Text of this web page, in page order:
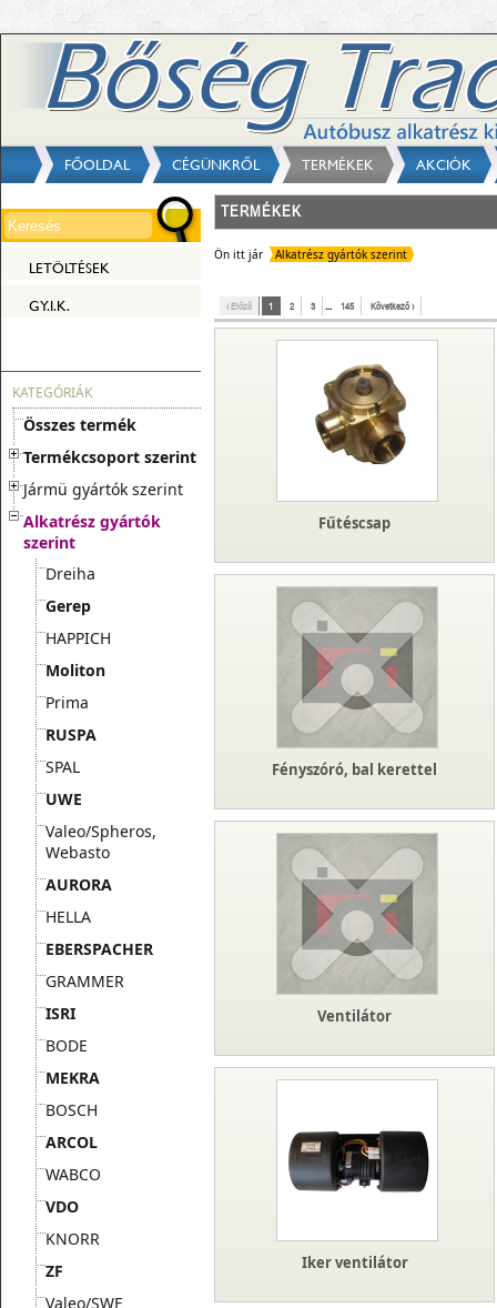
FŐOLDAL CÉGÜNKRŐL TERMÉKEK AKCIÓK
LETÖLTÉSEK
GY.I.K.
KATEGÓRIÁK
Összes termék
Termékcsoport szerint
Jármü gyártók szerint
Alkatrész gyártók
szerint
Dreiha
Gerep
HAPPICH
Moliton
Prima
RUSPA
SPAL
UWE
Valeo/Spheros,
Webasto
AURORA
HELLA
EBERSPACHER
GRAMMER
ISRI
BODE
MEKRA
BOSCH
ARCOL
WABCO
VDO
KNORR
ZF
Valeo/SWF
TERMÉKEK
Ön itt jár Alkatrész gyártók szerint
‹ Előző 1 2 3 ... 145 Következő ›
Fűtéscsap
Fényszóró, bal kerettel
Ventilátor
Iker ventilátor